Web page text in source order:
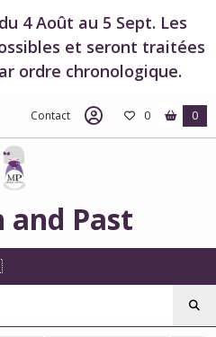
4 Août au 5 Sept. Les
et seront traitées
ordre chronologique.
Contact 0 0
and Past